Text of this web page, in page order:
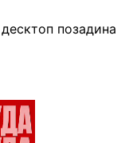
позадина